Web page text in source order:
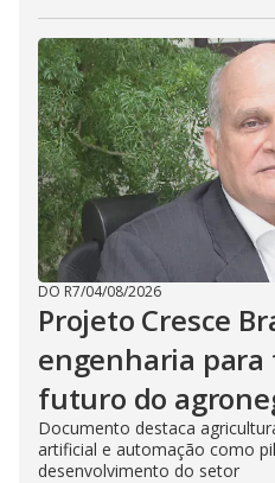
DO R7/04/08/2026
Projeto Cresce
engenharia
futuro do
Documento destaca
artificial e automação como
desenvolvimento do setor